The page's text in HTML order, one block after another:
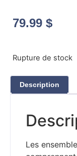
79.99 $
Rupture de stock
Description
Les